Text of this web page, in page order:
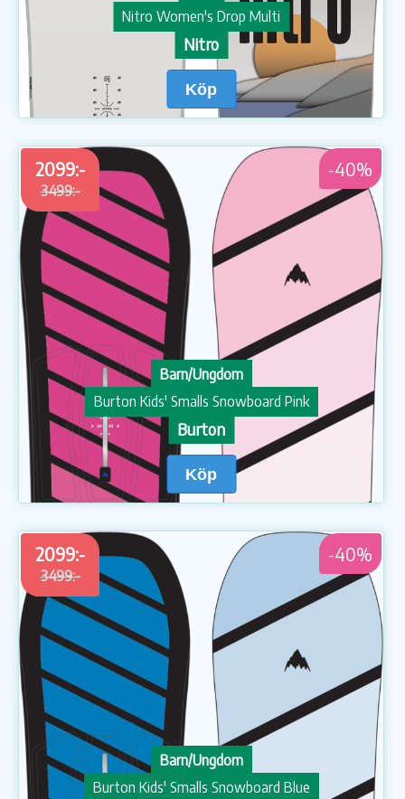
Nitro Women's Drop Multi
Nitro
Köp
2099:-
3499:-
-40%
Barn/Ungdom
Burton Kids' Smalls Snowboard Pink
Burton
Köp
2099:-
3499:-
-40%
Barn/Ungdom
Burton Kids' Smalls Snowboard Blue